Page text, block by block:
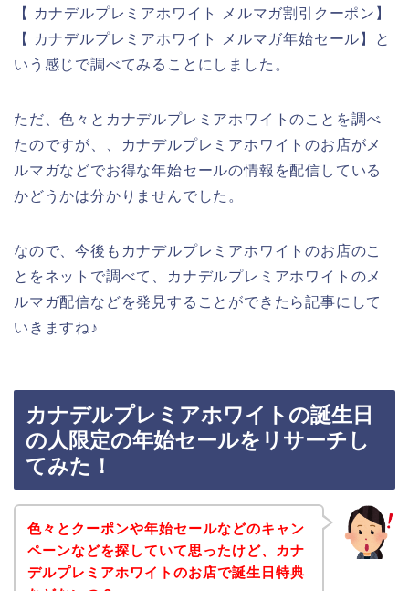
【 カナデルプレミアホワイト メルマガ割引クーポン】
【 カナデルプレミアホワイト メルマガ年始セール】と
いう感じで調べてみることにしました。
ただ、色々とカナデルプレミアホワイトのことを調べ
たのですが、、カナデルプレミアホワイトのお店がメ
ルマガなどでお得な年始セールの情報を配信している
かどうかは分かりませんでした。
なので、今後もカナデルプレミアホワイトのお店のこ
とをネットで調べて、カナデルプレミアホワイトのメ
ルマガ配信などを発見することができたら記事にして
いきますね♪
カナデルプレミアホワイトの誕生日
の人限定の年始セールをリサーチし
てみた！
色々とクーポンや年始セールなどのキャン
ペーンなどを探していて思ったけど、カナ
デルプレミアホワイトのお店で誕生日特典